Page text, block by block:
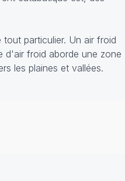
particulier. Un air froid
d'air froid aborde une zone
les plaines et vallées.